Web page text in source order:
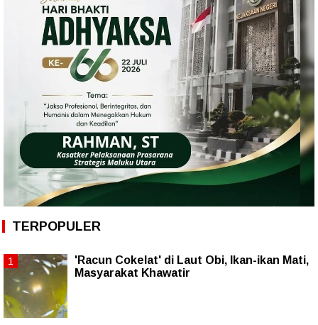
TERPOPULER
'Racun Cokelat' di Laut Obi, Ikan-ikan Mati,
Masyarakat Khawatir